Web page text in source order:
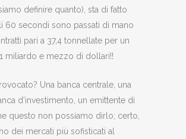
definire quanto), sta di fatto
60 secondi sono passati di mano
pari a 37,4 tonnellate per un
miliardo e mezzo di dollari!!
Una banca centrale, una
d’investimento, un emittente di
questo non possiamo dirlo; certo,
dei mercati più sofisticati al